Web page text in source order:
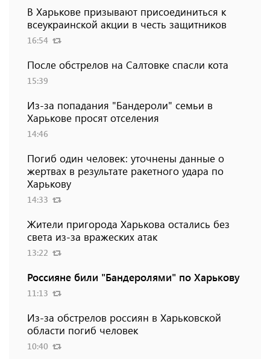
В Харькове призывают присоединиться к
всеукраинской акции в честь защитников
16:54
После обстрелов на Салтовке спасли кота
15:39
Из-за попадания "Бандероли" семьи в
Харькове просят отселения
14:46
Погиб один человек: уточнены данные о
жертвах в результате ракетного удара по
Харькову
14:33
Жители пригорода Харькова остались без
света из-за вражеских атак
13:22
Россияне били "Бандеролями" по Харькову
11:13
Из-за обстрелов россиян в Харьковской
области погиб человек
10:40